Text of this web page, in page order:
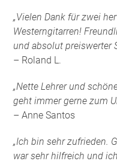
„Vielen Dank für zwei
Westerngitarren!
und absolut preiswerter
– Roland L.
„Nette Lehrer und
geht immer gerne zum
– Anne Santos
„Ich bin sehr zufrieden.
war sehr hilfreich und